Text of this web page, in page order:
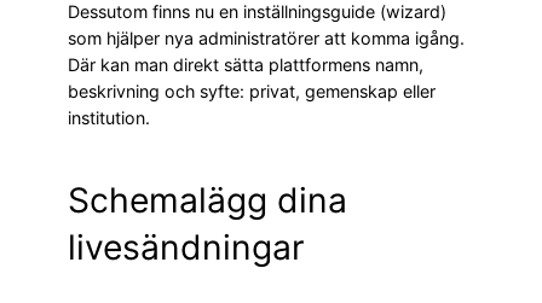
Dessutom finns nu en inställningsguide (wizard)
som hjälper nya administratörer att komma igång.
Där kan man direkt sätta plattformens namn,
beskrivning och syfte: privat, gemenskap eller
institution.
Schemalägg dina
livesändningar